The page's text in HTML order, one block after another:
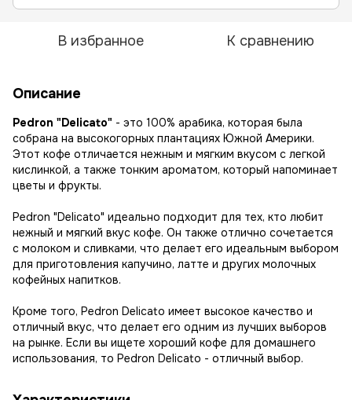
В избранное К сравнению
Описание
Pedron "Delicato" - это 100% арабика, которая была
собрана на высокогорных плантациях Южной Америки.
Этот кофе отличается нежным и мягким вкусом с легкой
кислинкой, а также тонким ароматом, который напоминает
цветы и фрукты.
Pedron "Delicato" идеально подходит для тех, кто любит
нежный и мягкий вкус кофе. Он также отлично сочетается
с молоком и сливками, что делает его идеальным выбором
для приготовления капучино, латте и других молочных
кофейных напитков.
Кроме того, Pedron Delicato имеет высокое качество и
отличный вкус, что делает его одним из лучших выборов
на рынке. Если вы ищете хороший кофе для домашнего
использования, то Pedron Delicato - отличный выбор.